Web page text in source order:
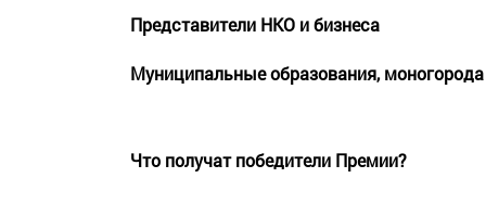
Представители НКО и бизнеса
Муниципальные образования,
Что получат победители Премии?